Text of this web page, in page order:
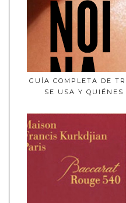
GUÍA COMPLETA DE
SE USA Y